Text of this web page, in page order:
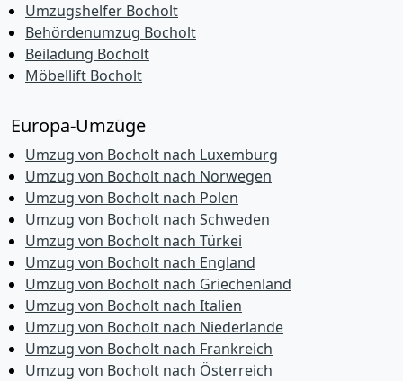
Umzugshelfer Bocholt
Behördenumzug Bocholt
Beiladung Bocholt
Möbellift Bocholt
Europa-Umzüge
Umzug von Bocholt nach Luxemburg
Umzug von Bocholt nach Norwegen
Umzug von Bocholt nach Polen
Umzug von Bocholt nach Schweden
Umzug von Bocholt nach Türkei
Umzug von Bocholt nach England
Umzug von Bocholt nach Griechenland
Umzug von Bocholt nach Italien
Umzug von Bocholt nach Niederlande
Umzug von Bocholt nach Frankreich
Umzug von Bocholt nach Österreich